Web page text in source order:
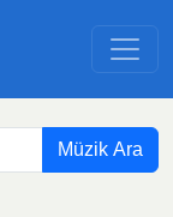
Müzik Ara